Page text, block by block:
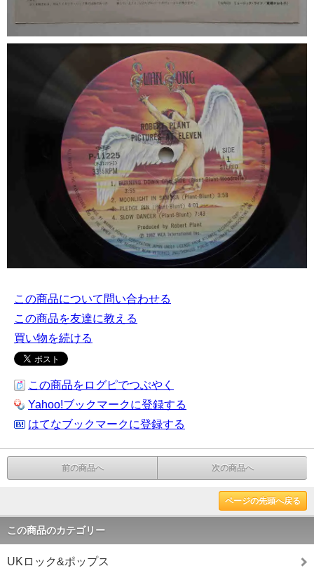
この商品について問い合わせる
この商品を友達に教える
買い物を続ける
この商品をログピでつぶやく
Yahoo!ブックマークに登録する
はてなブックマークに登録する
前の商品へ 次の商品へ
ページの先頭へ戻る
この商品のカテゴリー
UKロック&ポップス